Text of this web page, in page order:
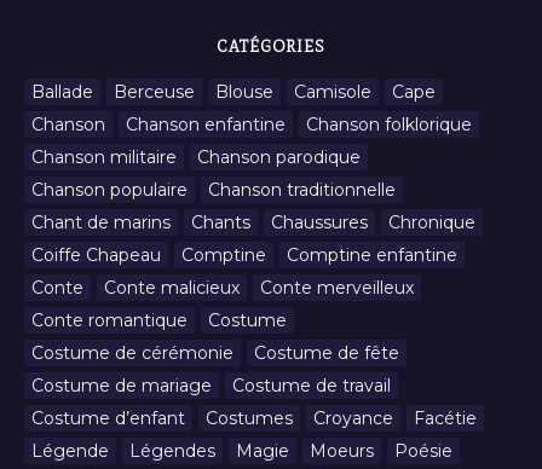
CATÉGORIES
Ballade Berceuse Blouse Camisole
Cape
Chanson
Chanson enfantine
Chanson folklorique
Chanson militaire
Chanson parodique
Chanson populaire
Chanson traditionnelle
Chant de marins
Chants Chaussures
Chronique
Coiffe Chapeau
Comptine
Comptine enfantine
Conte
Conte malicieux
Conte merveilleux
Conte romantique
Costume
Costume de cérémonie
Costume de fête
Costume de mariage
Costume de travail
Costume d’enfant
Costumes Croyance
Facétie
Légende
Légendes Magie Moeurs
Poésie